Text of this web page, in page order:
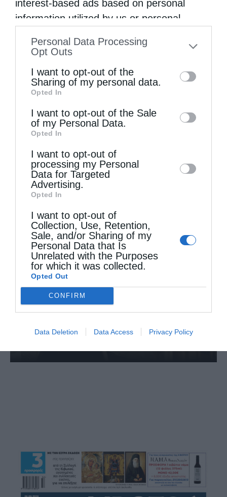
interest-based ads based on personal
information utilized by us or personal
to your opt-out. You may separately opt-out
information by third parties on the IAB’s list
of downstream participants. This
information may also be disclosed by us to
third parties on theIAB’s List of
Downstream Participants
disclose it to other third parties.
Personal Data Processing
Opt Outs
I want to opt-out of the
Sharing of my personal data.
Opted In
I want to opt-out of the Sale
of my Personal Data.
Opted In
I want to opt-out of
processing my Personal
Data for Targeted
Advertising.
Opted In
I want to opt-out of
Collection, Use, Retention,
Sale, and/or Sharing of my
Personal Data that Is
Unrelated with the Purposes
for which it was collected.
Opted Out
CONFIRM
Data Deletion Data Access Privacy Policy
Άγιος Παΐσιος ο Αγιορείτης: Ἐχε εμπιστοσύνη στο
Θεό
Ρώτησε κάποιος τον αββά Παφνούτιο: “Πες μου
κάποιον...
Γεροντικό: «Άνθρωπος του Θεού είναι αυτός που
δίνει...